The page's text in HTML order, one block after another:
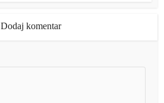
Dodaj komentar